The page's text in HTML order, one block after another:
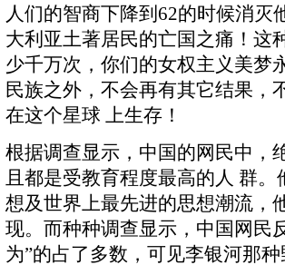
人们的智商下降到62的时候消
大利亚土著居民的亡国之痛！这
少千万次，你们的女权主义美梦
民族之外，不会再有其它结果，
在这个星球 上生存！
根据调查显示，中国的网民中，
且都是受教育程度最高的人 群
想及世界上最先进的思想潮流，
现。而种种调查显示，中国网民
为”的占了多数，可见李银河那